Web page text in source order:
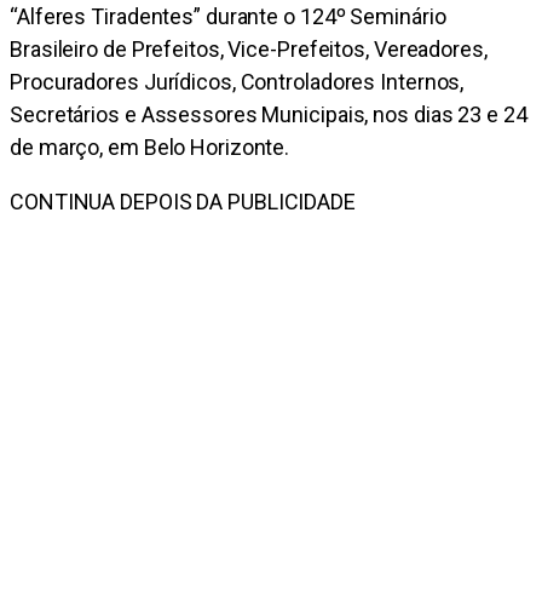
“Alferes Tiradentes” durante o 124º Seminário
Brasileiro de Prefeitos, Vice-Prefeitos, Vereadores,
Procuradores Jurídicos, Controladores Internos,
Secretários e Assessores Municipais, nos dias 23 e 24
de março, em Belo Horizonte.
CONTINUA DEPOIS DA PUBLICIDADE